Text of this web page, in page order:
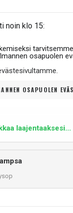
noin klo 15:
tarvitsemme
osapuolen
OSAPUOLEN
laajentaaksesi...